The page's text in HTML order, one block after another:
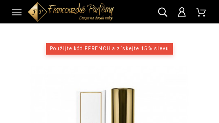
Použijte kód FFRENCH a získejte 15 % slevu
CZ